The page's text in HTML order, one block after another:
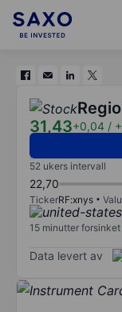
31,43+0,04 /
52 ukers intervall
22,70
TickerRF:xnys
15 minutter forsinket
Data levert av